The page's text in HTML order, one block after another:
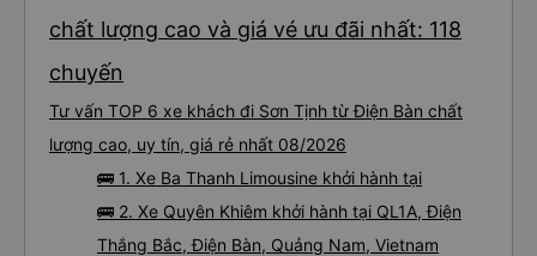
chất lượng cao và giá vé ưu đãi nhất: 118
chuyến
Tư vấn TOP 6 xe khách đi Sơn Tịnh từ Điện Bàn chất
lượng cao, uy tín, giá rẻ nhất 08/2026
🚌 1. Xe Ba Thanh Limousine khởi hành tại
🚌 2. Xe Quyên Khiêm khởi hành tại QL1A, Điện
Thắng Bắc, Điện Bàn, Quảng Nam, Vietnam